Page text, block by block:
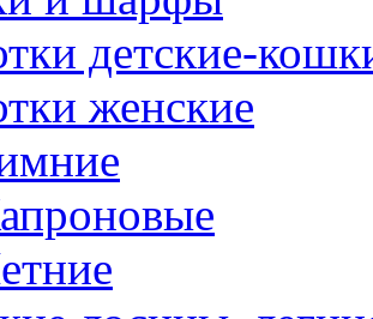
детские-
женские